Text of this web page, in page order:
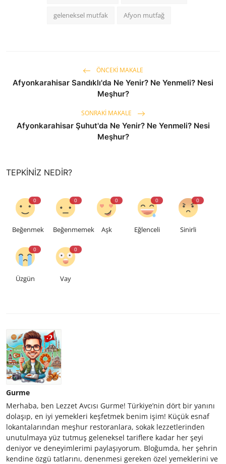
geleneksel mutfak Afyon mutfağ
ÖNCEKI MAKALE
Afyonkarahisar Sandıklı'da Ne Yenir? Ne Yenmeli? Nesi
Meşhur?
SONRAKI MAKALE
Afyonkarahisar Şuhut'da Ne Yenir? Ne Yenmeli? Nesi
Meşhur?
TEPKINIZ NEDIR?
0
Beğenmek
0
Beğenmemek
0
Aşk
0
Eğlenceli
0
Sinirli
0
Üzgün
0
Vay
Gurme
Merhaba, ben Lezzet Avcısı Gurme! Türkiye’nin dört bir yanını
dolaşıp, en iyi yemekleri keşfetmek benim işim! Küçük esnaf
lokantalarından meşhur restoranlara, sokak lezzetlerinden
unutulmaya yüz tutmuş geleneksel tariflere kadar her şeyi
deniyor ve deneyimlerimi paylaşıyorum. Bloğumda, her şehrin
kendine özgü tatlarını, denenmesi gereken özel yemeklerini ve